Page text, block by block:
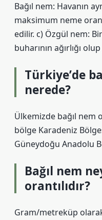
Bağıl nem: Havanın
maksimum neme
edilir. c) Özgül nem:
buharının ağırlığı
Türkiye’de
nerede?
Ülkemizde bağıl nem
bölge Karadeniz
Güneydoğu Anadolu
Bağıl nem
orantılıdır?
Gram/metreküp